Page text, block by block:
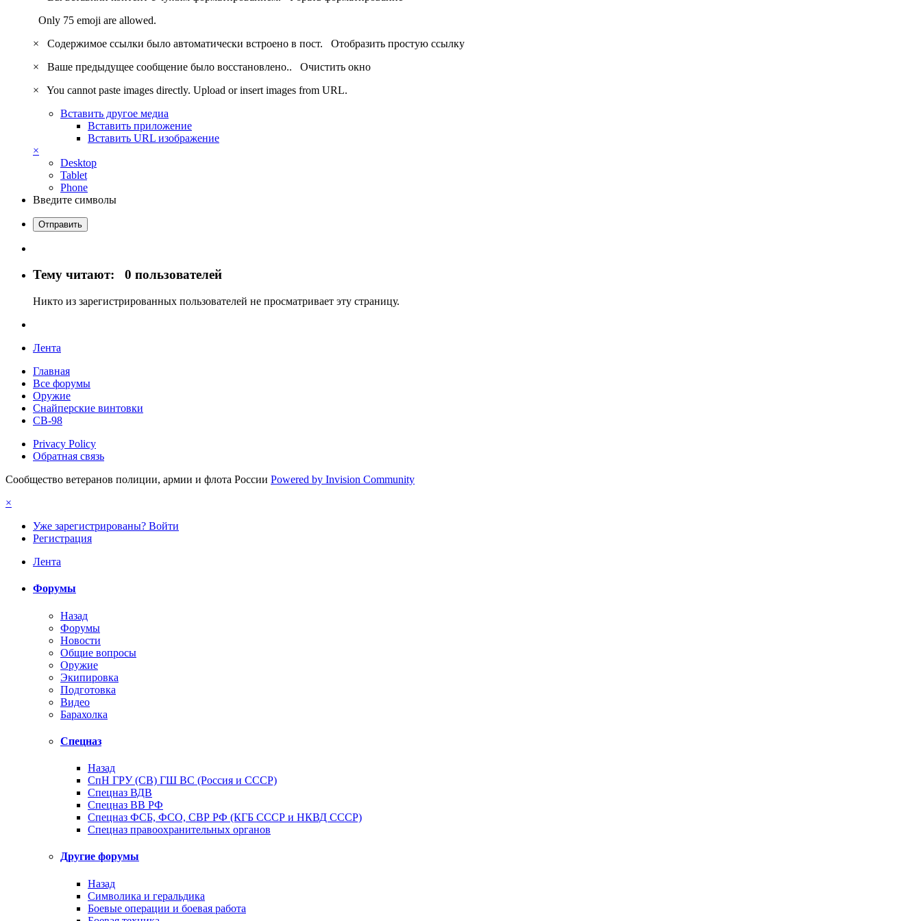
Only 75 emoji are allowed.
×
Содержимое ссылки было автоматически встроено в пост. Отобразить простую ссылку
×
Ваше предыдущее сообщение было восстановлено.. Очистить окно
×
You cannot paste images directly. Upload or insert images from URL.
Вставить другое медиа
Вставить приложение
Вставить URL изображение
×
Desktop
Tablet
Phone
Введите символы
Отправить
Тему читают: 0 пользователей
Никто из зарегистрированных пользователей не просматривает эту страницу.
Лента
Главная
Все форумы
Оружие
Снайперские винтовки
СВ-98
Privacy Policy
Обратная связь
Сообщество ветеранов полиции, армии и флота России Powered by Invision Community
×
Уже зарегистрированы? Войти
Регистрация
Лента
Форумы
Назад
Форумы
Новости
Общие вопросы
Оружие
Экипировка
Подготовка
Видео
Барахолка
Спецназ
Назад
СпН ГРУ (СВ) ГШ ВС (Россия и СССР)
Спецназ ВДВ
Спецназ ВВ РФ
Спецназ ФСБ, ФСО, СВР РФ (КГБ СССР и НКВД СССР)
Спецназ правоохранительных органов
Другие форумы
Назад
Символика и геральдика
Боевые операции и боевая работа